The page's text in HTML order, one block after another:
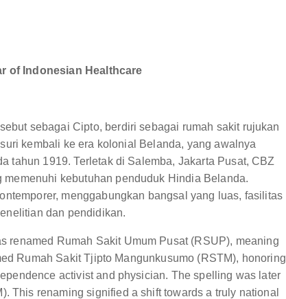
of Indonesian Healthcare
sebagai Cipto, berdiri sebagai rumah sakit rujukan
kembali ke era kolonial Belanda, yang awalnya
tahun 1919. Terletak di Salemba, Jakarta Pusat, CBZ
kebutuhan penduduk Hindia Belanda.
menggabungkan bangsal yang luas, fasilitas
dan pendidikan.
renamed Rumah Sakit Umum Pusat (RSUP), meaning
Rumah Sakit Tjipto Mangunkusumo (RSTM), honoring
activist and physician. The spelling was later
This renaming signified a shift towards a truly national